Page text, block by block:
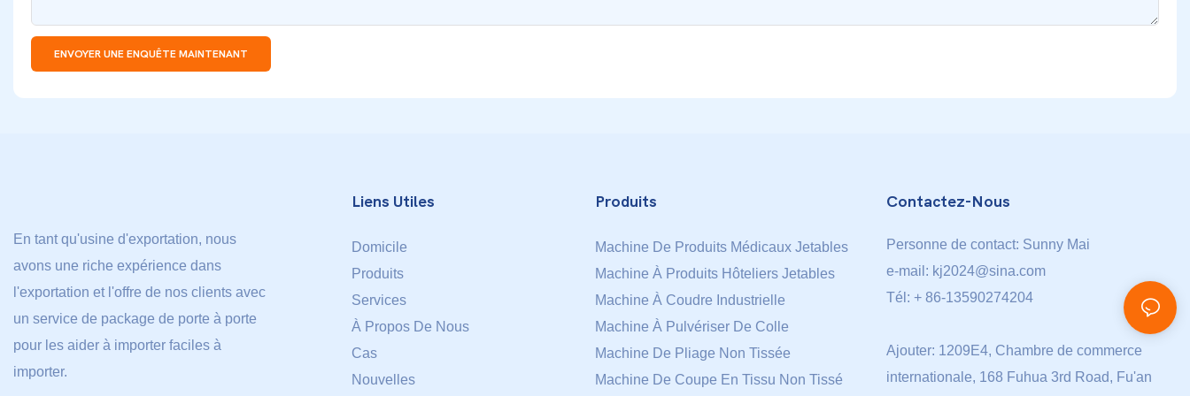
ENVOYER UNE ENQUÊTE MAINTENANT
En tant qu'usine d'exportation, nous
avons une riche expérience dans
l'exportation et l'offre de nos clients avec
un service de package de porte à porte
pour les aider à importer faciles à
importer.
Liens Utiles
Domicile
Produits
Services
À Propos De Nous
Cas
Nouvelles
Produits
Machine De Produits Médicaux Jetables
Machine À Produits Hôteliers Jetables
Machine À Coudre Industrielle
Machine À Pulvériser De Colle
Machine De Pliage Non Tissée
Machine De Coupe En Tissu Non Tissé
Contactez-Nous
Personne de contact: Sunny Mai
e-mail: kj2024@sina.com
Tél: + 86-13590274204
Ajouter: 1209E4, Chambre de commerce
internationale, 168 Fuhua 3rd Road, Fu'an